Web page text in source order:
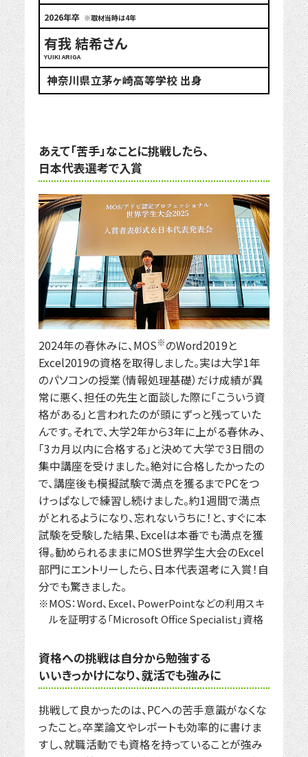
2026年卒 ※取材当時は4年
有我 結希さん
YUIKI ARIGA
神奈川県立茅ヶ崎高等学校 出身
あえて「苦手」なことに挑戦したら、
日本代表選考で入賞
2024年の春休みに、MOS※のWord2019と
Excel2019の資格を取得しました。実は大学1年
のパソコンの授業（情報処理基礎）だけ成績が異
常に悪く、担任の先生と面談した際に「こういう資
格がある」と言われたのが頭にずっと残っていた
んです。それで、大学2年から3年に上がる春休み、
「3カ月以内に合格する」と決めて大学で3日間の
集中講座を受けました。絶対に合格したかったの
で、講座後も模擬試験で満点を獲るまでPCをつ
けっぱなしで練習し続けました。約1週間で満点
がとれるようになり、忘れないうちに！と、すぐに本
試験を受験した結果、Excelは本番でも満点を獲
得。勧められるままにMOS世界学生大会のExcel
部門にエントリーしたら、日本代表選考に入賞！自
分でも驚きました。
MOS：Word、Excel、PowerPointなどの利用スキ
ルを証明する「Microsoft Office Specialist」資格
資格への挑戦は自分から勉強する
いいきっかけになり、就活でも強みに
挑戦して良かったのは、PCへの苦手意識がなくな
ったこと。卒業論文やレポートも効率的に書けま
すし、就職活動でも資格を持っていることが強み